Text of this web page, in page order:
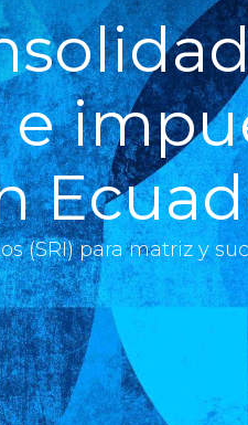
(SRI) para matriz y